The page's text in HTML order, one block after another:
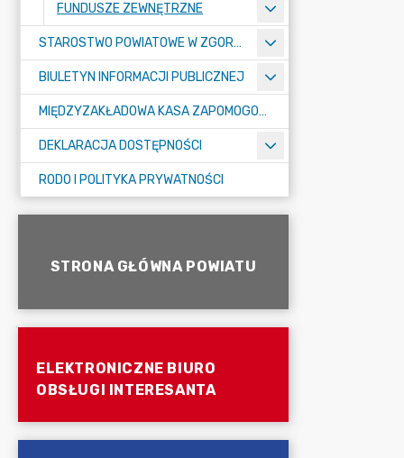
FUNDUSZE ZEWNĘTRZNE
STAROSTWO POWIATOWE W ZGORZELCU
BIULETYN INFORMACJI PUBLICZNEJ
MIĘDZYZAKŁADOWA KASA ZAPOMOGOWO-POŻYCZKOWA
DEKLARACJA DOSTĘPNOŚCI
RODO I POLITYKA PRYWATNOŚCI
STRONA GŁÓWNA POWIATU
ELEKTRONICZNE BIURO
OBSŁUGI INTERESANTA